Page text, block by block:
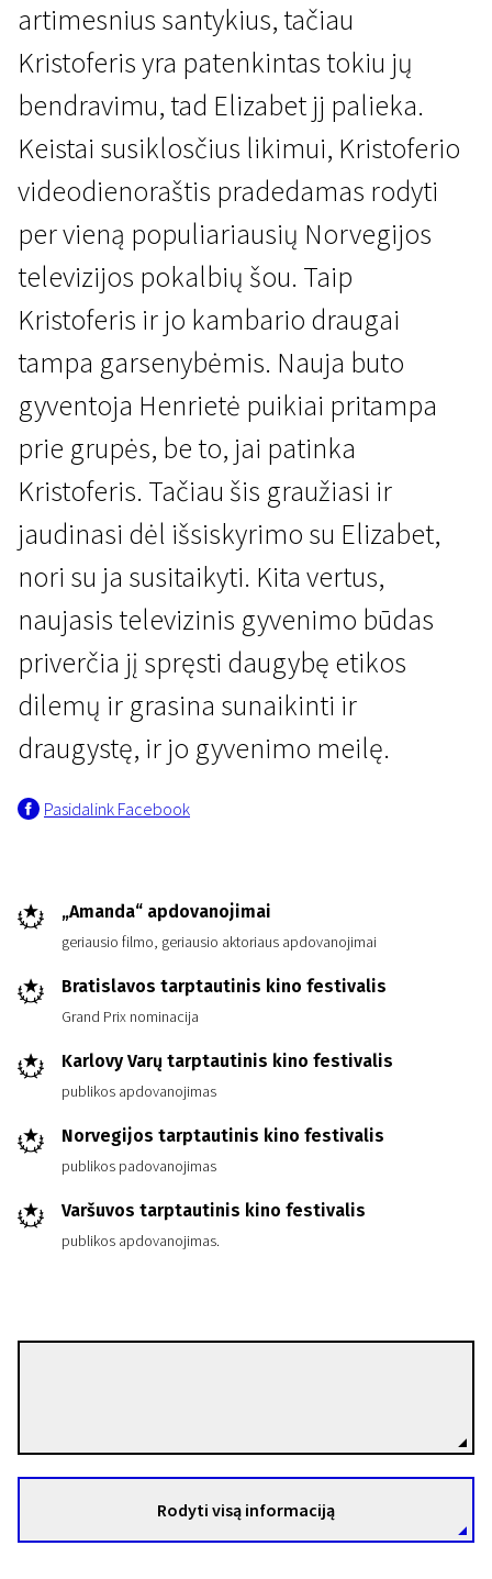
Norvegijos kino panorama
Draugelis
1 val. 40 min. | Drama, Komedija, Nuotykių | N/A
artimesnius santykius, tačiau
Kristoferis yra patenkintas tokiu jų
bendravimu, tad Elizabet jj palieka.
Keistai susiklosčius likimui, Kristoferio
videodienoraštis pradedamas rodyti
per vieną populiariausių Norvegijos
televizijos pokalbių šou. Taip
Kristoferis ir jo kambario draugai
tampa garsenybėmis. Nauja buto
gyventoja Henrietė puikiai pritampa
prie grupės, be to, jai patinka
Kristoferis. Tačiau šis graužiasi ir
jaudinasi dėl išsiskyrimo su Elizabet,
nori su ja susitaikyti. Kita vertus,
naujasis televizinis gyvenimo būdas
priverčia jį spręsti daugybę etikos
dilemų ir grasina sunaikinti ir
draugystę, ir jo gyvenimo meilę.
Pasidalink Facebook
„Amanda“ apdovanojimai
geriausio filmo, geriausio aktoriaus apdovanojimai
Bratislavos tarptautinis kino festivalis
Grand Prix nominacija
Karlovy Varų tarptautinis kino festivalis
publikos apdovanojimas
Norvegijos tarptautinis kino festivalis
publikos padovanojimas
Varšuvos tarptautinis kino festivalis
publikos apdovanojimas.
Rodyti visą informaciją